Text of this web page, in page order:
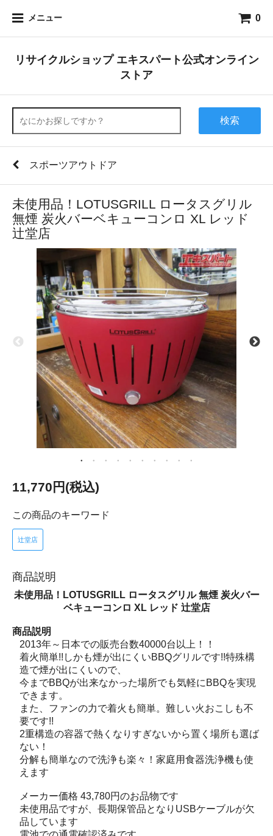
メニュー 0
リサイクルショップ エキスパート公式オンライン
ストア
検索
スポーツアウトドア
未使用品！LOTUSGRILL ロータスグリル
無煙 炭火バーベキューコンロ XL レッド
辻堂店
11,770円(税込)
この商品のキーワード
辻堂店
商品説明
未使用品！LOTUSGRILL ロータスグリル 無煙 炭火バー
ベキューコンロ XL レッド 辻堂店
商品説明
2013年～日本での販売台数40000台以上！！
着火簡単!!しかも煙が出にくいBBQグリルです!!特殊構
造で煙が出にくいので、
今までBBQが出来なかった場所でも気軽にBBQを実現
できます。
また、ファンの力で着火も簡単。難しい火おこしも不
要です!!
2重構造の容器で熱くなりすぎないから置く場所も選ば
ない！
分解も簡単なので洗浄も楽々！家庭用食器洗浄機も使
えます
メーカー価格 43,780円のお品物です
未使用品ですが、長期保管品となりUSBケーブルが欠
品しています